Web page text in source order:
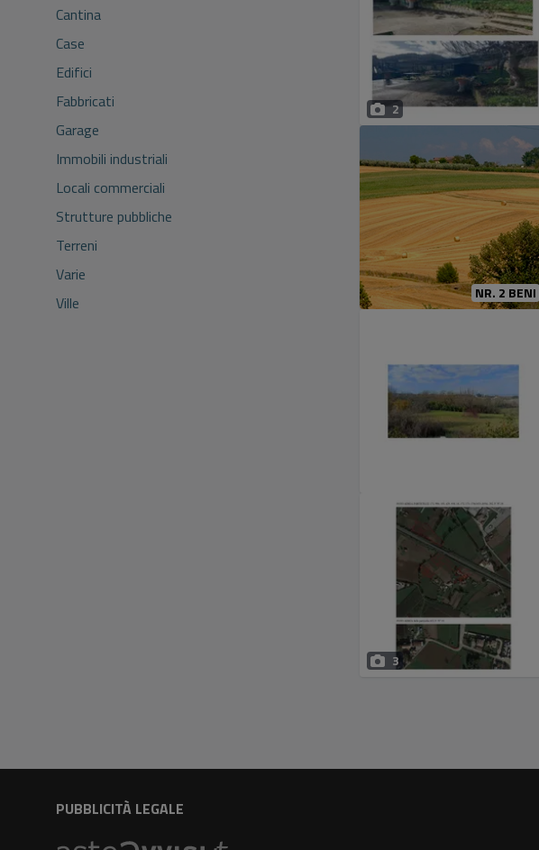
Cantina
Case
Edifici
Fabbricati
Garage
Immobili industriali
Locali commerciali
Strutture pubbliche
Terreni
Varie
Ville
2
NR. 2 BENI
3
PUBBLICITÀ LEGALE